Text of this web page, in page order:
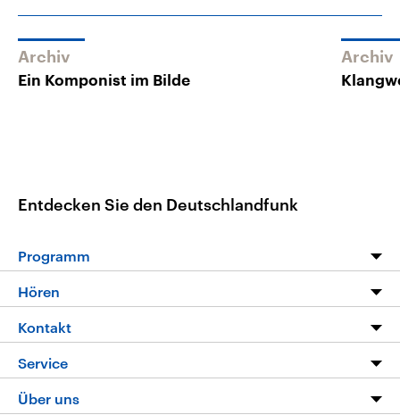
Archiv
Ein Komponist im Bilde
Archiv
Entdecken Sie den Deutschlandfunk
Programm
Programm
Die Nachrichten
Nachrichtenleicht
Neue Beiträge auf dlf.de
Hören
Livestream
Podcasts
Deutschlandfunk App
Kontakt
Hörerservice
Service
FAQ
Über uns